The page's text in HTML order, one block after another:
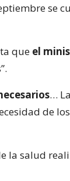
se
que el
…
de
la salud